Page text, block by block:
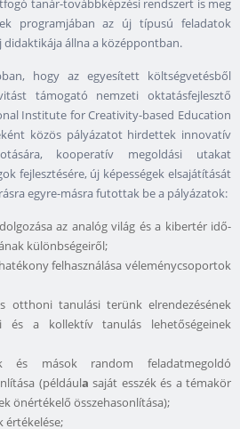
tanár-továbbképzési rendszert is meg
programjában az új típusú feladatok
didaktikája állna a középpontban.
hogy az egyesített költségvetésből
támogató nemzeti oktatásfejlesztő
Institute for Creativity-based Education
közös pályázatot hirdettek innovatív
kooperatív megoldási utakat
fejlesztésére, új képességek elsajátítását
egyre-másra futottak be a pályázatok:
az analóg világ és a kibertér idő-
különbségeiről;
felhasználása véleménycsoportok
otthoni tanulási terünk elrendezésének
és a kollektív tanulás lehetőségeinek
és mások random feladatmegoldó
(példáulasaját esszék és a témakör
önértékelő összehasonlítása);
értékelése;